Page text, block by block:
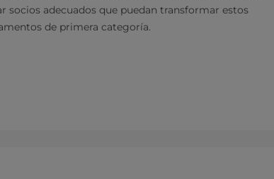
socios adecuados que puedan transformar estos
de primera categoría.